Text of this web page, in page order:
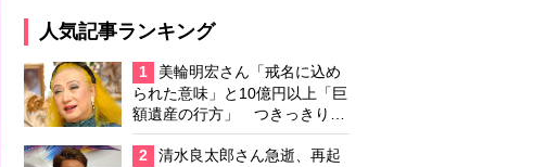
人気記事ランキング
1
美輪明宏さん「戒名に込め
られた意味」と10億円以上「巨
額遺産の行方」 つきっきりで
私生活をサポートしていた元俳
優が相続か
2
清水良太郎さん急逝、再起